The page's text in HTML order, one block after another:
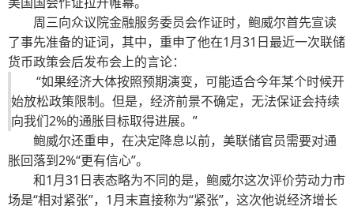
周三向众议院金融服务委员会作证时，鲍威尔首先宣读
了事先准备的证词，其中，重申了他在1月31日最近一次联储
货币政策会后发布会上的言论：
“如果经济大体按照预期演变，可能适合今年某个时候开
始放松政策限制。但是，经济前景不确定，无法保证会持续
向我们2%的通胀目标取得进展。”
鲍威尔还重申，在决定降息以前，美联储官员需要对通
胀回落到2%“更有信心”。
和1月31日表态略为不同的是，鲍威尔这次评价劳动力市
场是“相对紧张”，1月末直接称为“紧张”，这次他说经济增长